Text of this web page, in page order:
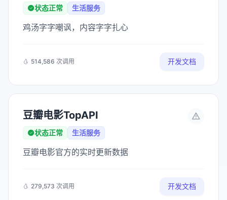
状态正常 生活服务
鸡汤字字嘲讽，内容字字扎心
514,586 次调用 开发文档
豆瓣电影TopAPI
状态正常 生活服务
豆瓣电影官方的实时更新数据
279,573 次调用 开发文档